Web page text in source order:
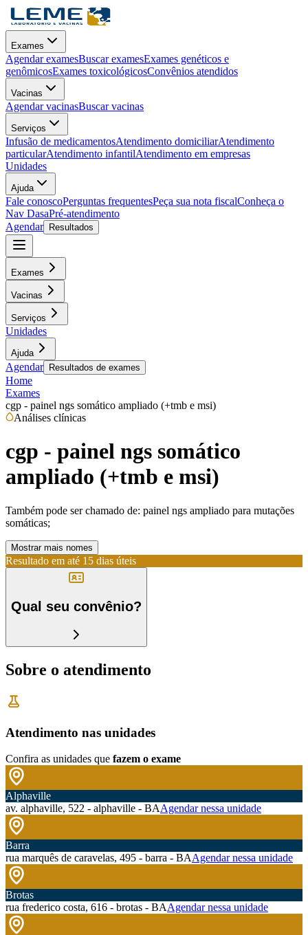
Exames
Agendar examesBuscar examesExames genéticos e
genômicosExames toxicológicosConvênios atendidos
Vacinas
Agendar vacinasBuscar vacinas
Serviços
Infusão de medicamentosAtendimento domiciliarAtendimento
particularAtendimento infantilAtendimento em empresas
Unidades
Ajuda
Fale conoscoPerguntas frequentesPeça sua nota fiscalConheça o
Nav DasaPré-atendimento
Agendar
Resultados
Exames
Vacinas
Serviços
Unidades
Ajuda
Agendar Resultados de exames
Home
Exames
cgp - painel ngs somático ampliado (+tmb e msi)
Análises clínicas
cgp - painel ngs somático
ampliado (+tmb e msi)
Também pode ser chamado de: painel ngs ampliado para mutações
somáticas;
Mostrar mais nomes
Resultado em até 15 dias úteis
Qual seu convênio?
Sobre o atendimento
Atendimento nas unidades
Confira as unidades que fazem o exame
Alphaville
av. alphaville, 522 - alphaville - BAAgendar nessa unidade
Barra
rua marquês de caravelas, 495 - barra - BAAgendar nessa unidade
Brotas
rua frederico costa, 616 - brotas - BAAgendar nessa unidade